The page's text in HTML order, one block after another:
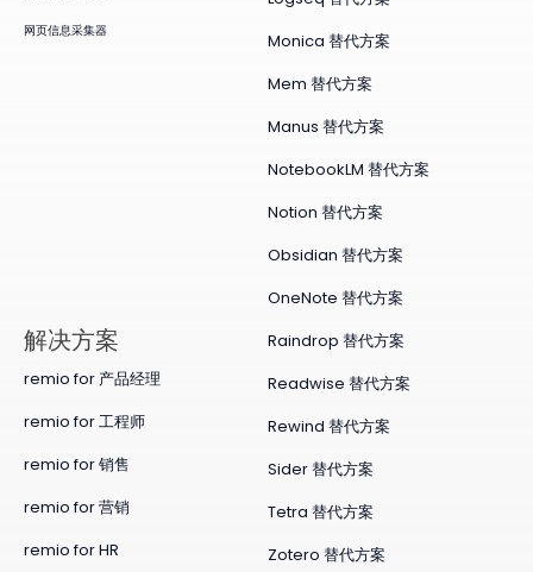
网页信息采集器
Monica 替代方案
Mem 替代方案
Manus 替代方案
NotebookLM 替代方案
Notion 替代方案
Obsidian 替代方案
OneNote 替代方案
Raindrop 替代方案
Readwise 替代方案
Rewind 替代方案
Sider 替代方案
Tetra 替代方案
Zotero 替代方案
​解决方案
remio for 产品经理
remio for 工程师
remio for 销售
remio for 营销
remio for HR